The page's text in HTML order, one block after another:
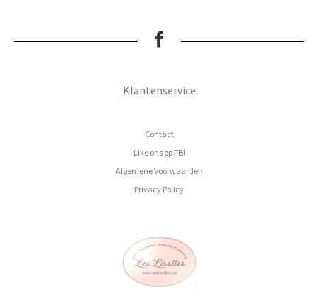
Klantenservice
Contact
Like ons op FB!
Algemene Voorwaarden
Privacy Policy